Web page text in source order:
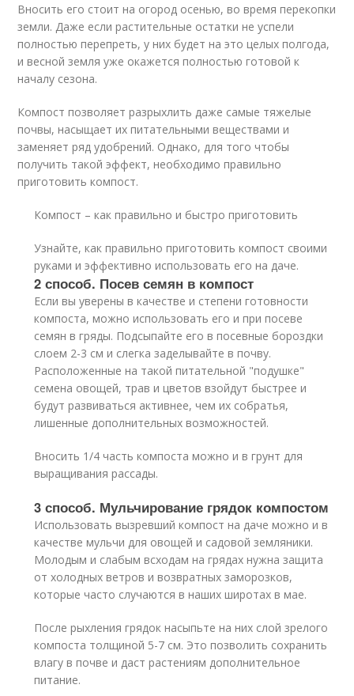
Вносить его стоит на огород осенью, во время перекопки
земли. Даже если растительные остатки не успели
полностью перепреть, у них будет на это целых полгода,
и весной земля уже окажется полностью готовой к
началу сезона.
Компост позволяет разрыхлить даже самые тяжелые
почвы, насыщает их питательными веществами и
заменяет ряд удобрений. Однако, для того чтобы
получить такой эффект, необходимо правильно
приготовить компост.
Компост – как правильно и быстро приготовить
Узнайте, как правильно приготовить компост своими
руками и эффективно использовать его на даче.
2 способ. Посев семян в компост
Если вы уверены в качестве и степени готовности
компоста, можно использовать его и при посеве
семян в гряды. Подсыпайте его в посевные бороздки
слоем 2-3 см и слегка заделывайте в почву.
Расположенные на такой питательной "подушке"
семена овощей, трав и цветов взойдут быстрее и
будут развиваться активнее, чем их собратья,
лишенные дополнительных возможностей.
Вносить 1/4 часть компоста можно и в грунт для
выращивания рассады.
3 способ. Мульчирование грядок компостом
Использовать вызревший компост на даче можно и в
качестве мульчи для овощей и садовой земляники.
Молодым и слабым всходам на грядах нужна защита
от холодных ветров и возвратных заморозков,
которые часто случаются в наших широтах в мае.
После рыхления грядок насыпьте на них слой зрелого
компоста толщиной 5-7 см. Это позволить сохранить
влагу в почве и даст растениям дополнительное
питание.